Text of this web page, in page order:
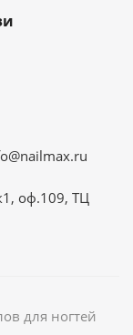
оф.109, ТЦ
для ногтей